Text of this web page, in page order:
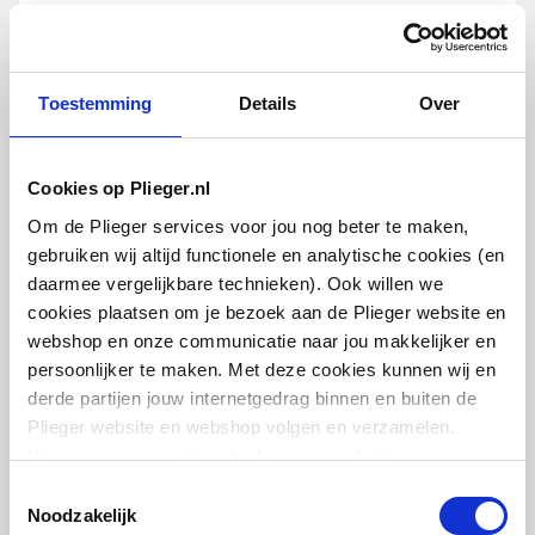
Toestemming Details Over
Cookies op Plieger.nl
Om de Plieger services voor jou nog beter te maken,
gebruiken wij altijd functionele en analytische cookies (en
daarmee vergelijkbare technieken). Ook willen we
cookies plaatsen om je bezoek aan de Plieger website en
webshop en onze communicatie naar jou makkelijker en
persoonlijker te maken. Met deze cookies kunnen wij en
derde partijen jouw internetgedrag binnen en buiten de
Plieger website en webshop volgen en verzamelen.
Hiermee passen wij en derden onze website, app,
We slaan je cookievoorkeur op in je browser.
Noodzakelijk
Overloop
Met afvoerplug Nee
Met afvoerplug en
geïntegreerde overstort
Nee
Diameter afvoergat 80
Met geïntegreerde
zeepschaal
Nee
Met boring voor
artikel: 0500348
Viega Afvoer vloerbuis 90°
32x220x680mm | zonder rozet |
Chroom